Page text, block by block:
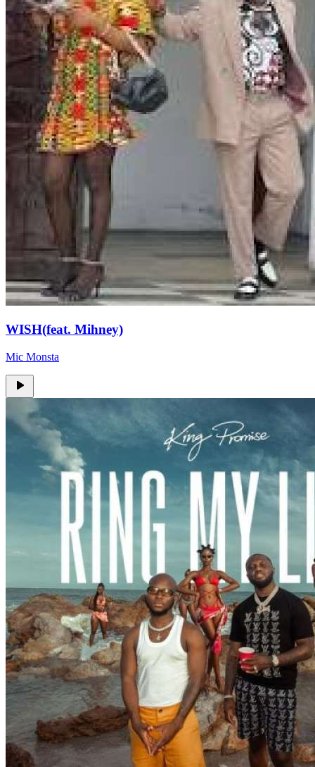
WISH(feat. Mihney)
Mic Monsta